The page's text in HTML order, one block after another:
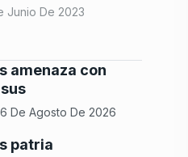
Junio De 2023
amenaza con
6 De Agosto De 2026
patria